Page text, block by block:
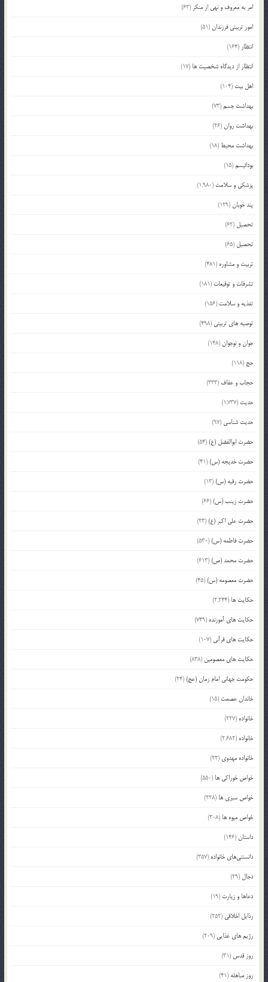
امر به معروف و نهی از منکر (63)
امور تربیتی فرزندان(51)
انتظار (164)
انتظار از دیدگاه شخصیت ها (17)
اهل بیت (104)
بهداشت جسم(73)
بهداشت روان(26)
بهداشت محیط (18)
بودائیسم(15)
پزشکی و سلامت (1,980)
پند خوبان(129)
تحصیل (62)
تحصیل (65)
تربیت و مشاوره (481)
تشرفات و توقیعات (181)
تغذیه و سلامت (156)
توصیه های تربیتی (498)
جوان و نوجوان(148)
حج (118)
حجاب و عفاف (333)
حدیث (1,737)
حدیث شناسی (97)
حضرت ابوالفضل (ع)(54)
حضرت خدیجه (س)(41)
حضرت رقیه (س)(13)
حضرت زینب (س)(66)
حضرت علی اکبر (ع)(23)
حضرت فاطمه (س)(530)
حضرت محمد (ص)(613)
حضرت معصومه (س)(45)
حکایت ها (2,244)
حکایت های آموزنده (749)
حکایت های قرآنی (107)
حکایت های معصومین (838)
حکومت جهانی امام زمان (عج)(24)
خاندان عصمت (15)
خانواده (227)
خانواده (2,682)
خانواده مهدوی (22)
خواص خوراکی ها (550)
خواص سبزی ها (228)
خواص میوه ها (308)
داستان(146)
دانستنی‌های خانواده (357)
دجال (29)
دعاها و زیارت (19)
رذایل اخلاقی (252)
رژیم های غذایی (209)
روز قدس (31)
روز مباهله (41)